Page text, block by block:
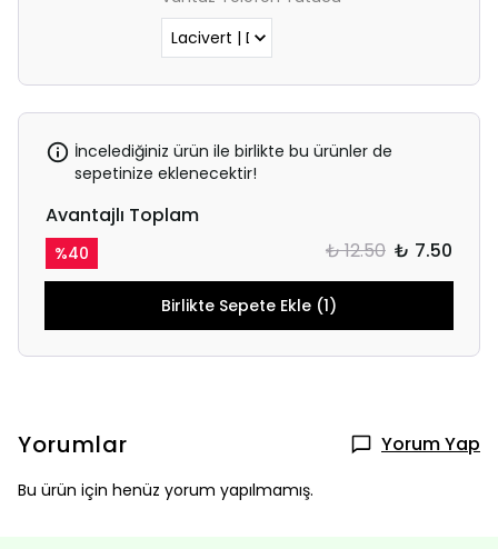
İncelediğiniz ürün ile birlikte bu ürünler de
sepetinize eklenecektir!
Avantajlı Toplam
%40 ₺ 12.50 ₺ 7.50
Birlikte Sepete Ekle (1)
Yorumlar Yorum Yap
Bu ürün için henüz yorum yapılmamış.